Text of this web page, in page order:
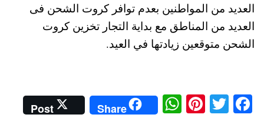
العديد من المواطنين بعدم توافر كروت الشحن فى
العديد من المناطق مع بداية التجار تخزين كروت
الشحن متوقعين زيادتها في العيد.
Fa
T
Pi
W
Share
Post